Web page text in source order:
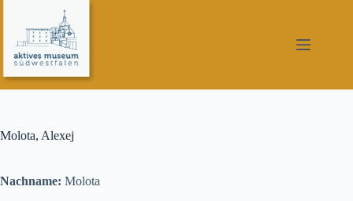
springen
Molota, Alexej
Nachname: Molota